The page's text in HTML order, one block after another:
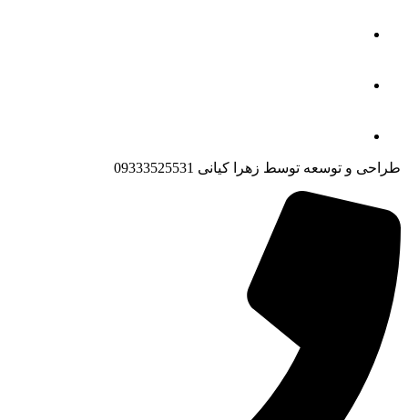
طراحی و توسعه توسط زهرا کیانی 09333525531